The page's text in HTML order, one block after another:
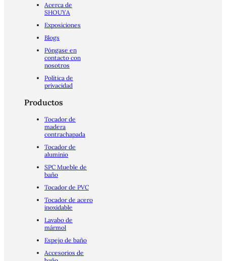
Acerca de
SHOUYA
Exposiciones
Blogs
Póngase en
contacto con
nosotros
Política de
privacidad
Productos
Tocador de
madera
contrachapada
Tocador de
aluminio
SPC Mueble de
baño
Tocador de PVC
Tocador de acero
inoxidable
Lavabo de
mármol
Espejo de baño
Accesorios de